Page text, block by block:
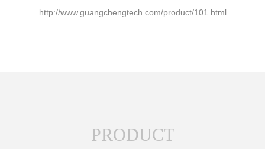
http://www.guangchengtech.com/product/101.html
PRODUCT